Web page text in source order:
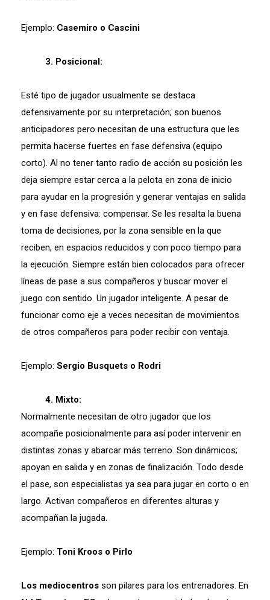
Ejemplo: Casemiro o Cascini
3. Posicional:
Esté tipo de jugador usualmente se destaca
defensivamente por su interpretación; son buenos
anticipadores pero necesitan de una estructura que les
permita hacerse fuertes en fase defensiva (equipo
corto). Al no tener tanto radio de acción su posición les
deja siempre estar cerca a la pelota en zona de inicio
para ayudar en la progresión y generar ventajas en salida
y en fase defensiva: compensar. Se les resalta la buena
toma de decisiones, por la zona sensible en la que
reciben, en espacios reducidos y con poco tiempo para
la ejecución. Siempre están bien colocados para ofrecer
líneas de pase a sus compañeros y buscar mover el
juego con sentido. Un jugador inteligente. A pesar de
funcionar como eje a veces necesitan de movimientos
de otros compañeros para poder recibir con ventaja.
Ejemplo: Sergio Busquets o Rodri
4. Mixto:
Normalmente necesitan de otro jugador que los
acompañe posicionalmente para así poder intervenir en
distintas zonas y abarcar más terreno. Son dinámicos;
apoyan en salida y en zonas de finalización. Todo desde
el pase, son especialistas ya sea para jugar en corto o en
largo. Activan compañeros en diferentes alturas y
acompañan la jugada.
Ejemplo: Toni Kroos o Pirlo
Los mediocentros son pilares para los entrenadores. En